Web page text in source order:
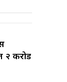
२ करोड